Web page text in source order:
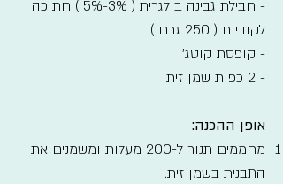
- חבילת גבינה בולגרית ( 3%-5% ) חתוכה
לקוביות ( 250 גרם )
- קופסת קוטג'
- 2 כפות שמן זית
אופן ההכנה:
מחממים תנור ל-200 מעלות ומשמנים את
התבנית בשמן זית.